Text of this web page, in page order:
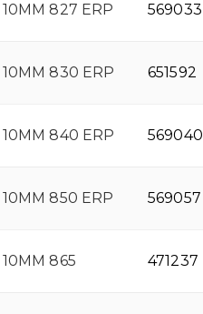
827 ERP 569033
830 ERP 651592
840 ERP 569040
850 ERP 569057
865 471237